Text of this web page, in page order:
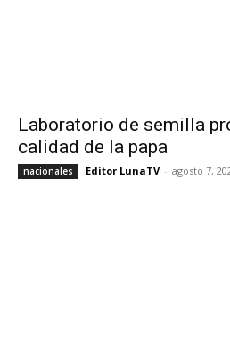
Laboratorio de semilla
calidad de la papa
nacionales Editor LunaTV - agosto 7,